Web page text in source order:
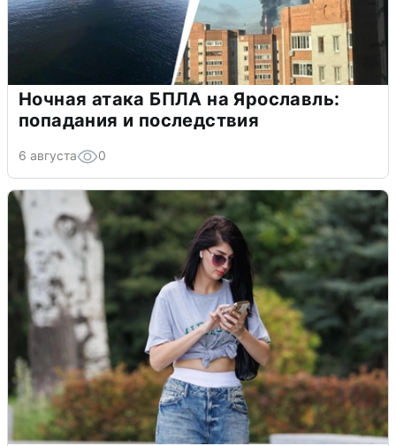
Ночная атака БПЛА на Ярославль:
попадания и последствия
6 августа 0